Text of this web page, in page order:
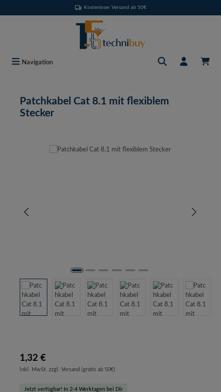
Kostenloser Versand ab 50€
Navigation
Patchkabel Cat 8.1 mit flexiblem
Stecker
Bildergalerie überspringen
1,32 €
inkl. MwSt. zzgl. Versand (gratis ab 50€)
Jetzt verfügbar! In 2-4 Werktagen bei Dir